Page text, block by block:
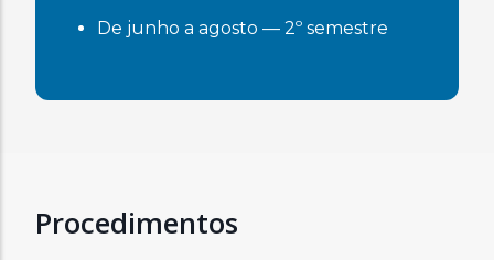
De junho a agosto — 2º semestre
Procedimentos